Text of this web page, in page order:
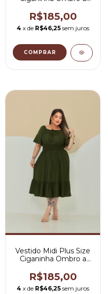
R$185,00
4 x de R$46,25 sem juros
COMPRAR
Vestido Midi Plus Size
Ciganinha Ombro a
Aline
R$185,00
4 x de R$46,25 sem juros